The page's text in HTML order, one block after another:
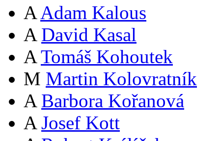
A Adam Kalous
A David Kasal
A Tomáš Kohoutek
M Martin Kolovratník
A Barbora Kořanová
A Josef Kott